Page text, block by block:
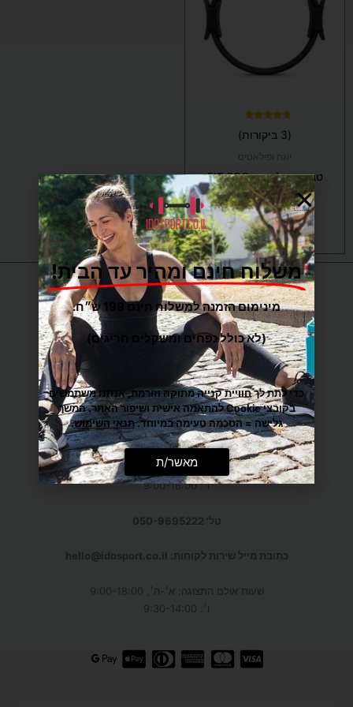
5.00
(3 ביקורות)
טבעת פילאטיס FIT PRO
₪69
בחר/י אפשרויות
את
כתובות : המפלסים 12,
(קרית אריה) –
חנות אולם תצוגה, חניה חופשית! עידו ספורט ב-Waze
גליקסברג 6,
תל-אביב
(איסוף מוצרים בלבד, בתיאום מראש)
מענה טלפוני: א׳-ה׳: 9:00-21:30
ו׳: 9:00-16:00
טל' 050-9695222
כתובת מייל שירות לקוחות: hello@idosport.co.il
שעות אולם התצוגה: א׳-ה׳, 9:00-18:00
ו׳: 9:30-14:00
משלוח חינם ומהיר עד הבית!
מינימום הזמנה למשלוח חינם 199 ש״ח.
(לא כולל נפחים ומשקלים חריגים)
כדי לתת לך חוויית קנייה מתוקה וזורמת, אנחנו משתמשים
בקובצי Cookie להתאמה אישית ושיפור האתר. המשך
גלישה = הסכמה טעימה במיוחד.תנאי השימוש.
מאשר/ת